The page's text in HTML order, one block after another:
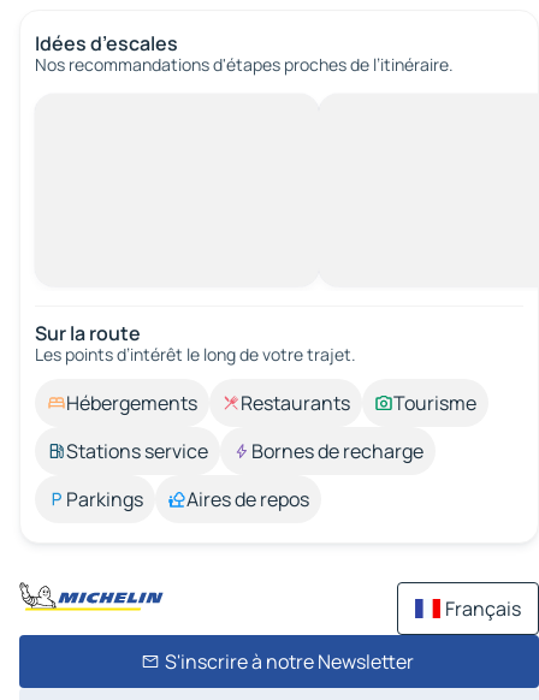
Idées d’escales
Nos recommandations d'étapes proches de l’itinéraire.
Sur la route
Les points d’intérêt le long de votre trajet.
Hébergements Restaurants
Tourisme
Stations service
Bornes de recharge
Parkings
Aires de repos
Français
S'inscrire à notre Newsletter